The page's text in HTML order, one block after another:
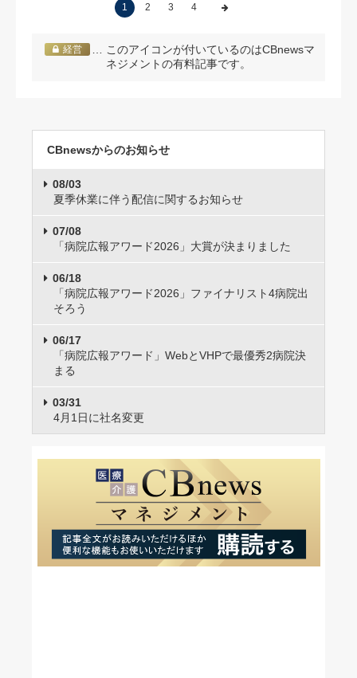
1 2 3 4
経営
… このアイコンが付いているのはCBnewsマ
ネジメントの有料記事です。
CBnewsからのお知らせ
08/03
夏季休業に伴う配信に関するお知らせ
07/08
「病院広報アワード2026」大賞が決まりました
06/18
「病院広報アワード2026」ファイナリスト4病院出
そろう
06/17
「病院広報アワード」WebとVHPで最優秀2病院決
まる
03/31
4月1日に社名変更